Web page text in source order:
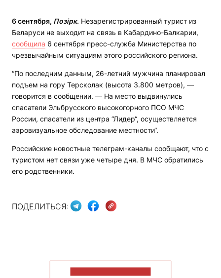
6 сентября, Позірк. Незарегистрированный турист из
Беларуси не выходит на связь в Кабардино-Балкарии,
сообщила 6 сентября пресс-служба Министерства по
чрезвычайным ситуациям этого российского региона.
“По последним данным, 26-летний мужчина планировал
подъем на гору Терсколак (высота 3.800 метров), —
говорится в сообщении. — На место выдвинулись
спасатели Эльбрусского высокогорного ПСО МЧС
России, спасатели из центра “Лидер“, осуществляется
аэровизуальное обследование местности“.
Российские новостные телеграм-каналы сообщают, что с
туристом нет связи уже четыре дня. В МЧС обратились
его родственники.
ПОДЕЛИТЬСЯ: